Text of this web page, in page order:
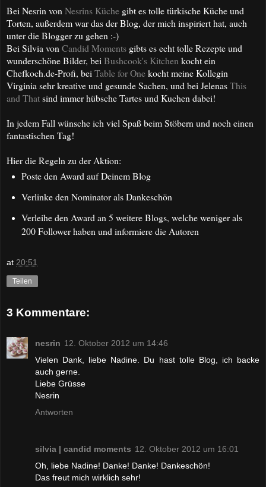
Bei Nesrin von Nesrins Küche gibt es tolle türkische Küche und
Torten, außerdem war das der Blog, der mich inspiriert hat, auch
unter die Blogger zu gehen :-)
Bei Silvia von Candid Moments gibts es echt tolle Rezepte und
wunderschöne Bilder, bei Bushcook's Kitchen kocht ein
Chefkoch.de-Profi, bei Table for Onekocht meine Kollegin
Virginia sehr kreative und gesunde Sachen, und bei JelenasThis
and Thatsind immer hübsche Tartes und Kuchen dabei!
In jedem Fall wünsche ich viel Spaß beim Stöbern und noch einen
fantastischen Tag!
Hier die Regeln zu der Aktion:
Poste den Award auf Deinem Blog
Verlinke den Nominator als Dankeschön
Verleihe den Award an 5 weitere Blogs, welche weniger als
200 Follower haben und informiere die Autoren
at 20:51
Teilen
3 Kommentare:
nesrin 12. Oktober 2012 um 14:46
Vielen Dank, liebe Nadine. Du hast tolle Blog, ich backe
auch gerne.
Liebe Grüsse
Nesrin
Antworten
silvia | candid moments 12. Oktober 2012 um 16:01
Oh, liebe Nadine! Danke! Danke! Dankeschön!
Das freut mich wirklich sehr!